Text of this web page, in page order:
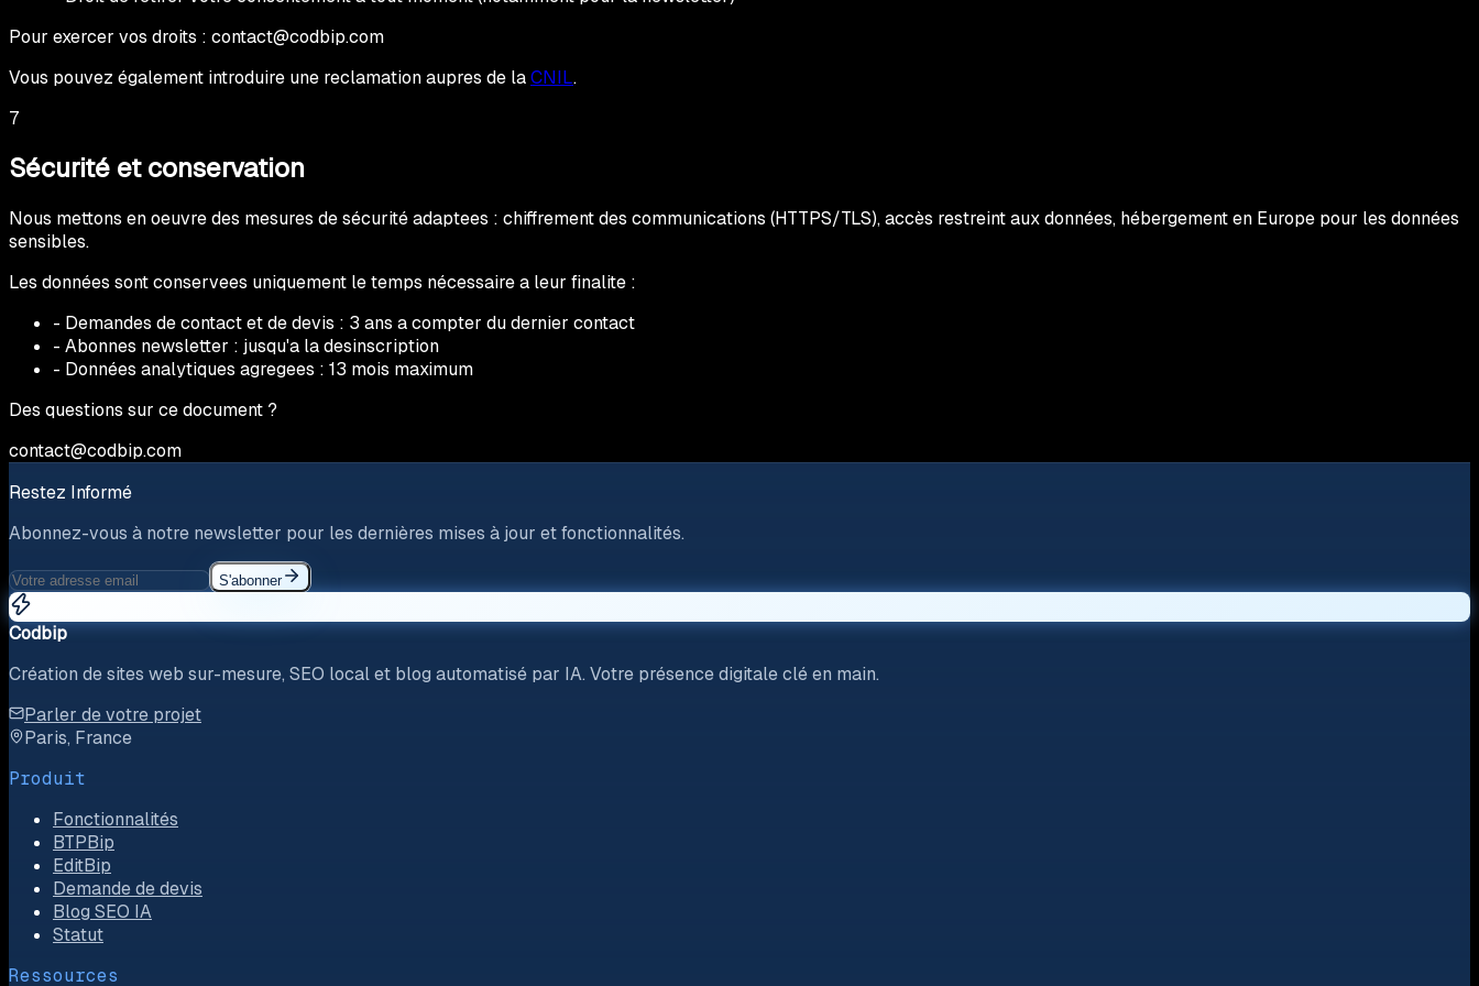
Pour exercer vos droits : contact@codbip.com
Vous pouvez également introduire une reclamation aupres de laCNIL.
7
Sécurité et conservation
Nous mettons en oeuvre des mesures de sécurité adaptees : chiffrement des communications (HTTPS/TLS), accès restreint aux données, hébergement en Europe pour les données
sensibles.
Les données sont conservees uniquement le temps nécessaire a leur finalite :
- Demandes de contact et de devis : 3 ans a compter du dernier contact
- Abonnes newsletter : jusqu'a la desinscription
- Données analytiques agregees : 13 mois maximum
Des questions sur ce document ?
contact@codbip.com
Restez Informé
Abonnez-vous à notre newsletter pour les dernières mises à jour et fonctionnalités.
S'abonner
Codbip
Création de sites web sur-mesure, SEO local et blog automatisé par IA. Votre présence digitale clé en main.
Parler de votre projet
Paris, France
Produit
Fonctionnalités
BTPBip
EditBip
Demande de devis
Blog SEO IA
Statut
Ressources